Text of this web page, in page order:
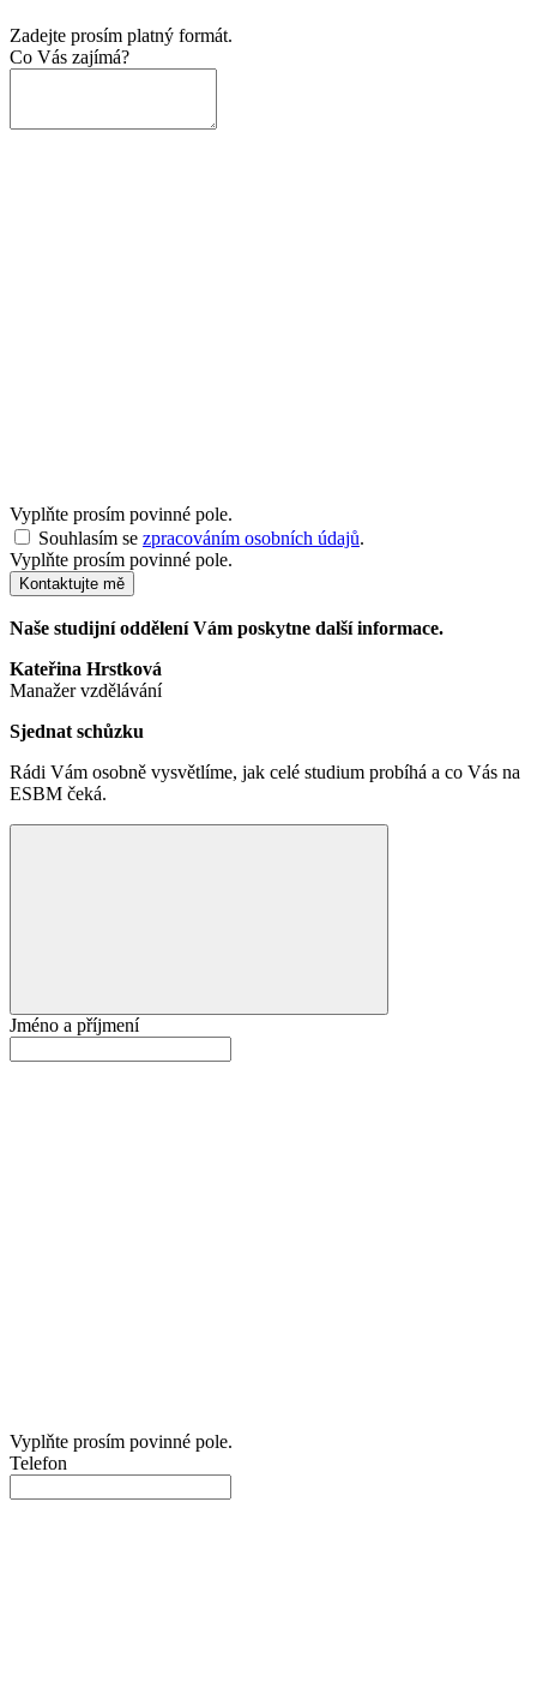
Zadejte prosím platný formát.
Co Vás zajímá?
Vyplňte prosím povinné pole.
Souhlasím se zpracováním osobních údajů.
Vyplňte prosím povinné pole.
Kontaktujte mě
Naše studijní oddělení Vám poskytne další informace.
Kateřina Hrstková
Manažer vzdělávání
Sjednat schůzku
Rádi Vám osobně vysvětlíme, jak celé studium probíhá a co Vás na
ESBM čeká.
Jméno a příjmení
Vyplňte prosím povinné pole.
Telefon